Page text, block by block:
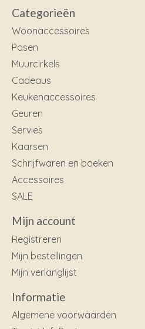
Categorieën
Woonaccessoires
Pasen
Muurcirkels
Cadeaus
Keukenaccessoires
Geuren
Servies
Kaarsen
Schrijfwaren en boeken
Accessoires
SALE
Mijn account
Registreren
Mijn bestellingen
Mijn verlanglijst
Informatie
Algemene voorwaarden